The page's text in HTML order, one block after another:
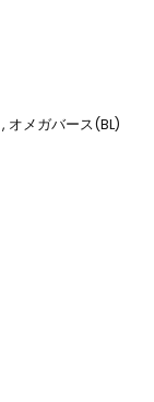
, オメガバース(BL)